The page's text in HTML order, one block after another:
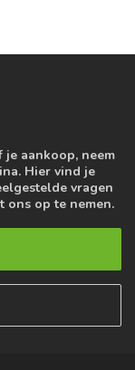
aankoop, neem
Hier vind je
vragen
ons op te nemen.